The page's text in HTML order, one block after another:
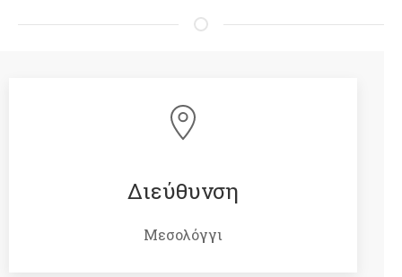
Διεύθυνση
Μεσολόγγι